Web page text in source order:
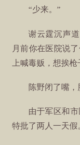
“少来。”
谢云霆沉声
月前你在医院说
上喊毒贩，想挨
陈野闭了嘴，
由于军区和
特批了两人一天假